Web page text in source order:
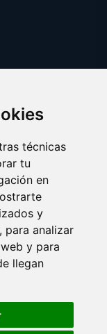
técnicas
tu
en
y
para analizar
y para
llegan